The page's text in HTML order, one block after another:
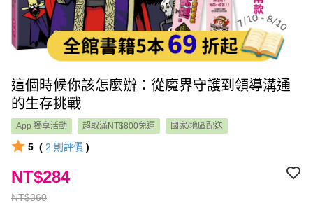
這個時候你該怎麼辦：從魔界守護到領導溝通
的生存挑戰
App 獨享活動 超取滿NT$800免運 國家/地區配送
5 ( 2 則評價 )
NT$360
NT$284